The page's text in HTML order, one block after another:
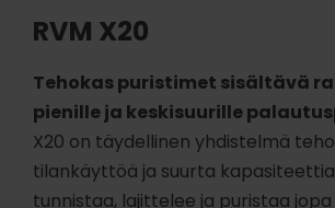
RVM X20
Tehokas puristimet sisältävä
pienille ja keskisuurille
X20 on täydellinen yhdistelmä
tilankäyttöä ja suurta
tunnistaa, lajittelee ja puristaa